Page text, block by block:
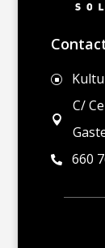
]

C/
 660